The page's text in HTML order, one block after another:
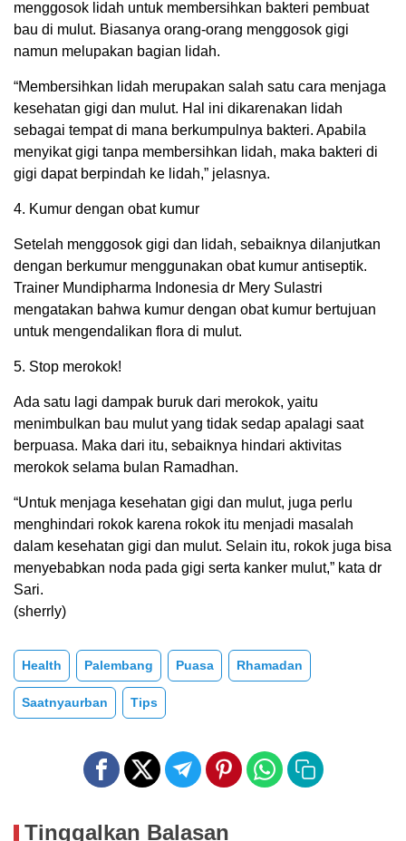
menggosok lidah untuk membersihkan bakteri pembuat
bau di mulut. Biasanya orang-orang menggosok gigi
namun melupakan bagian lidah.
“Membersihkan lidah merupakan salah satu cara menjaga
kesehatan gigi dan mulut. Hal ini dikarenakan lidah
sebagai tempat di mana berkumpulnya bakteri. Apabila
menyikat gigi tanpa membersihkan lidah, maka bakteri di
gigi dapat berpindah ke lidah,” jelasnya.
4. Kumur dengan obat kumur
Setelah menggosok gigi dan lidah, sebaiknya dilanjutkan
dengan berkumur menggunakan obat kumur antiseptik.
Trainer Mundipharma Indonesia dr Mery Sulastri
mengatakan bahwa kumur dengan obat kumur bertujuan
untuk mengendalikan flora di mulut.
5. Stop merokok!
Ada satu lagi dampak buruk dari merokok, yaitu
menimbulkan bau mulut yang tidak sedap apalagi saat
berpuasa. Maka dari itu, sebaiknya hindari aktivitas
merokok selama bulan Ramadhan.
“Untuk menjaga kesehatan gigi dan mulut, juga perlu
menghindari rokok karena rokok itu menjadi masalah
dalam kesehatan gigi dan mulut. Selain itu, rokok juga bisa
menyebabkan noda pada gigi serta kanker mulut,” kata dr
Sari.
(sherrly)
Health Palembang Puasa Rhamadan
Saatnyaurban Tips
Tinggalkan Balasan